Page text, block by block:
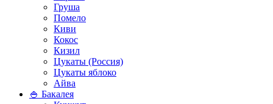
Груша
Помело
Киви
Кокос
Кизил
Цукаты (Россия)
Цукаты яблоко
Айва
🍚 Бакалея